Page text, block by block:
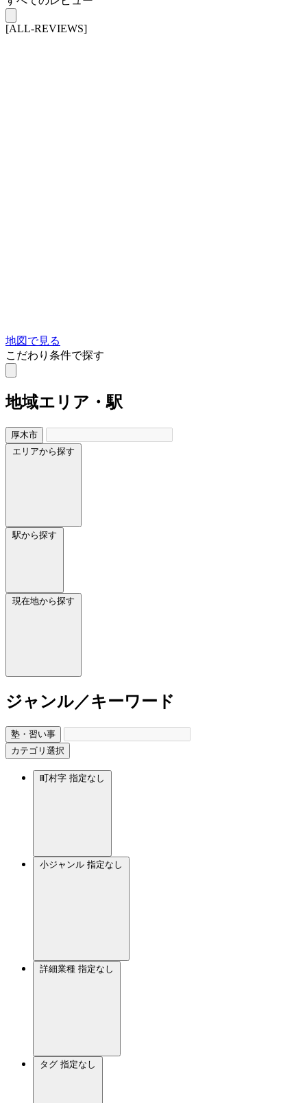
[ALL-REVIEWS]
地図で見る
こだわり条件で探す
地域エリア・駅
厚木市
エリアから探す
駅から探す
現在地から探す
ジャンル／キーワード
塾・習い事
カテゴリ選択
町村字 指定なし
小ジャンル 指定なし
詳細業種 指定なし
タグ 指定なし